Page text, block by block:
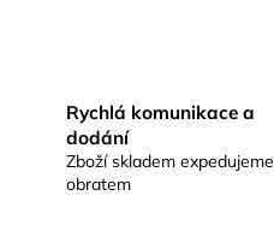
Rychlá komunikace a
dodání
Zboží skladem expedujeme
obratem